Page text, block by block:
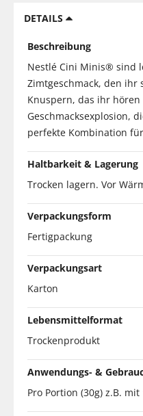
DETAILS
Beschreibung
Nestlé Cini Minis® sind
Zimtgeschmack, den ihr
Knuspern, das ihr
Geschmacksexplosion,
perfekte Kombination
Haltbarkeit & Lagerung
Trocken lagern. Vor
Verpackungsform
Fertigpackung
Verpackungsart
Karton
Lebensmittelformat
Trockenprodukt
Anwendungs- &
Pro Portion (30g) z.B.